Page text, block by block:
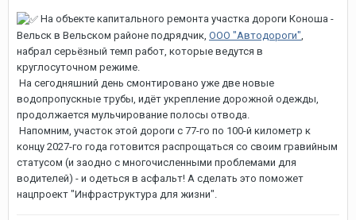
На объекте капитального ремонта участка дороги Коноша -
Вельск в Вельском районе подрядчик, ООО "Автодороги"
набрал серьёзный темп работ, которые ведутся в
круглосуточном режиме.
На сегодняшний день смонтировано уже две новые
водопропускные трубы, идёт укрепление дорожной одежды,
продолжается мульчирование полосы отвода.
Напомним, участок этой дороги с 77-го по 100-й километр к
концу 2027-го года готовится распрощаться со своим гравийным
статусом (и заодно с многочисленными проблемами для
водителей) - и одеться в асфальт! А сделать это поможет
нацпроект "Инфраструктура для жизни".